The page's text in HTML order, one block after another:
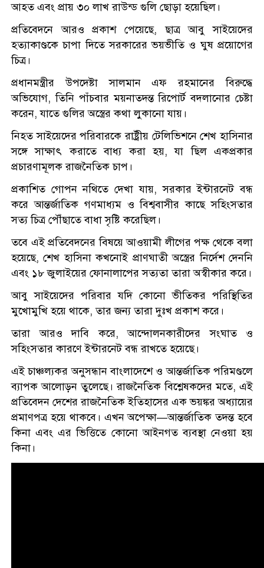
আহত এবং প্রায় ৩০ লাখ রাউন্ড গুলি ছোড়া হয়েছিল।
প্রতিবেদনে আরও প্রকাশ পেয়েছে, ছাত্র আবু সাইয়েদের
হত্যাকাণ্ডকে চাপা দিতে সরকারের ভয়ভীতি ও ঘুষ প্রয়োগের
চিত্র।
প্রধানমন্ত্রীর উপদেষ্টা সালমান এফ রহমানের বিরুদ্ধে
অভিযোগ, তিনি পাঁচবার ময়নাতদন্ত রিপোর্ট বদলানোর চেষ্টা
করেন, যাতে গুলির অস্ত্রের কথা লুকানো যায়।
নিহত সাইয়েদের পরিবারকে রাষ্ট্রীয় টেলিভিশনে শেখ হাসিনার
সঙ্গে সাক্ষাৎ করাতে বাধ্য করা হয়, যা ছিল একপ্রকার
প্রচারণামূলক রাজনৈতিক চাপ।
প্রকাশিত গোপন নথিতে দেখা যায়, সরকার ইন্টারনেট বন্ধ
করে আন্তর্জাতিক গণমাধ্যম ও বিশ্ববাসীর কাছে সহিংসতার
সত্য চিত্র পৌঁছাতে বাধা সৃষ্টি করেছিল।
তবে এই প্রতিবেদনের বিষয়ে আওয়ামী লীগের পক্ষ থেকে বলা
হয়েছে, শেখ হাসিনা কখনোই প্রাণঘাতী অস্ত্রের নির্দেশ দেননি
এবং ১৮ জুলাইয়ের ফোনালাপের সত্যতা তারা অস্বীকার করে।
আবু সাইয়েদের পরিবার যদি কোনো ভীতিকর পরিস্থিতির
মুখোমুখি হয়ে থাকে, তার জন্য তারা দুঃখ প্রকাশ করে।
তারা আরও দাবি করে, আন্দোলনকারীদের সংঘাত ও
সহিংসতার কারণে ইন্টারনেট বন্ধ রাখতে হয়েছে।
এই চাঞ্চল্যকর অনুসন্ধান বাংলাদেশে ও আন্তর্জাতিক পরিমণ্ডলে
ব্যাপক আলোড়ন তুলেছে। রাজনৈতিক বিশ্লেষকদের মতে, এই
প্রতিবেদন দেশের রাজনৈতিক ইতিহাসের এক ভয়ঙ্কর অধ্যায়ের
প্রমাণপত্র হয়ে থাকবে। এখন অপেক্ষা—আন্তর্জাতিক তদন্ত হবে
কিনা এবং এর ভিত্তিতে কোনো আইনগত ব্যবস্থা নেওয়া হয়
কিনা।